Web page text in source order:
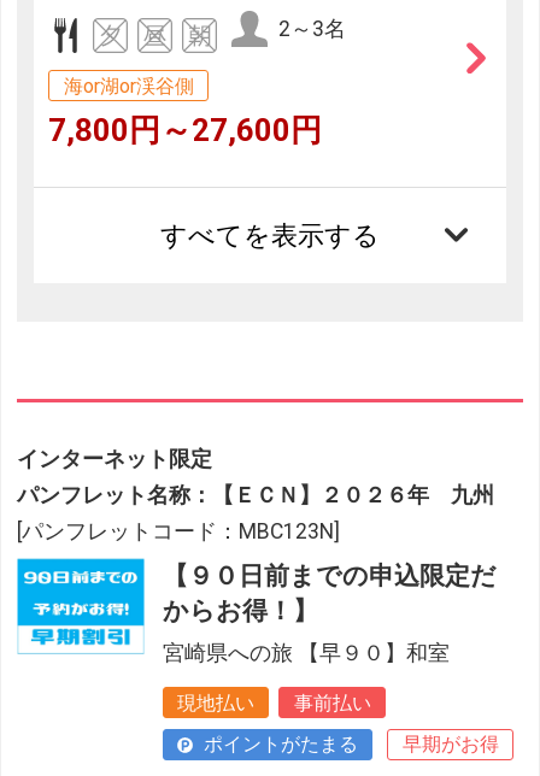
2～3名
海or湖or渓谷側
7,800円～27,600円
すべてを表示する
インターネット限定
パンフレット名称：【ＥＣＮ】２０２６年 九州
[パンフレットコード：MBC123N]
【９０日前までの申込限定だ
からお得！】
宮崎県への旅 【早９０】和室
現地払い
事前払い
ポイントがたまる
早期がお得